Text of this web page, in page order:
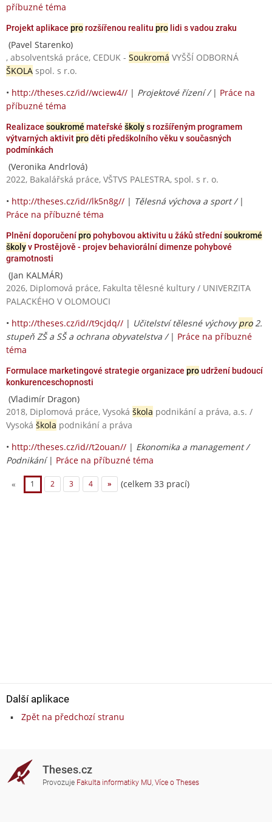
příbuzné téma
Projekt aplikace prorozšířenou realitu pro lidi s vadou zraku
(Pavel Starenko)
, absolventská práce, CEDUK - Soukromá VYŠŠÍ ODBORNÁ
ŠKOLA spol. s r.o.
• http://theses.cz/id//wciew4// | Projektové řízení / | Práce na
příbuzné téma
Realizace soukromé mateřské školys rozšířeným programem
výtvarných aktivitproděti předškolního věku v současných
podmínkách
(Veronika Andrlová)
2022, Bakalářská práce, VŠTVS PALESTRA, spol. s r. o.
• http://theses.cz/id//lk5n8g// | Tělesná výchova a sport / |
Práce na příbuzné téma
Plnění doporučenípropohybovou aktivitu u žáků střednísoukromé
školyv Prostějově - projev behaviorální dimenze pohybové
gramotnosti
(Jan KALMÁR)
2026, Diplomová práce, Fakulta tělesné kultury / UNIVERZITA
PALACKÉHO V OLOMOUCI
• http://theses.cz/id//t9cjdq// | Učitelství tělesné výchovypro2.
stupeň ZŠ a SŠ a ochrana obyvatelstva / | Práce na příbuzné
téma
Formulace marketingové strategie organizace proudržení budoucí
konkurenceschopnosti
(Vladimír Dragon)
2018, Diplomová práce, Vysoká škola podnikání a práva, a.s. /
Vysoká škola podnikání a práva
• http://theses.cz/id//t2ouan// | Ekonomika a management /
Podnikání| Práce na příbuzné téma
« 1 2 3 4 » (celkem 33 prací)
Další aplikace
Zpět na předchozí stranu
Theses.cz
Provozuje Fakulta informatiky MU, Více o Theses